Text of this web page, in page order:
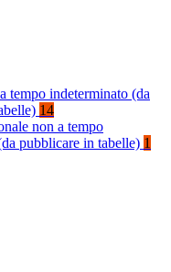
tempo indeterminato (da
14
non a tempo
pubblicare in tabelle) 1